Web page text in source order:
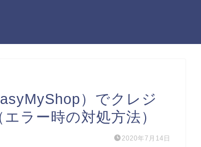
）でクレジ
ラー時の対処方法）
2020年7月14日